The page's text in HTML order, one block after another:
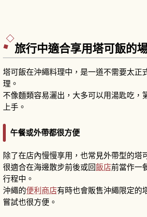
旅行中適合享用塔可飯的
塔可飯在沖繩料理中，是一道不需要太正
理。
不像麵類容易灑出，大多可以用湯匙吃，
上手。
午餐或外帶都很方便
除了在店內慢慢享用，也常見外帶型的塔
很適合在海邊散步前後或回飯店前當作一
行程中。
沖繩的便利商店有時也會販售沖繩限定的
嘗試也很方便。